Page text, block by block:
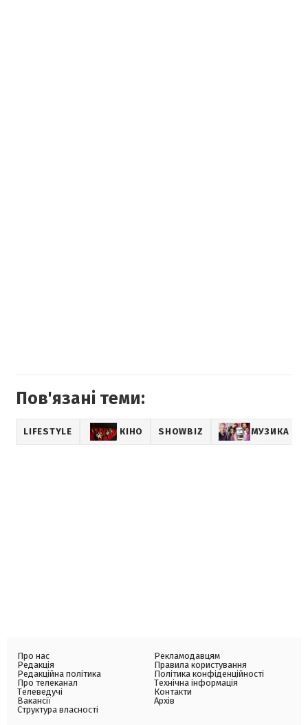
Пов'язані теми:
LIFESTYLE КІНО SHOWBIZ МУЗИКА
Про нас
Редакція
Редакційна політика
Про телеканал
Телеведучі
Вакансії
Структура власності
Рекламодавцям
Правила користування
Політика конфіденційності
Технічна інформація
Контакти
Архів